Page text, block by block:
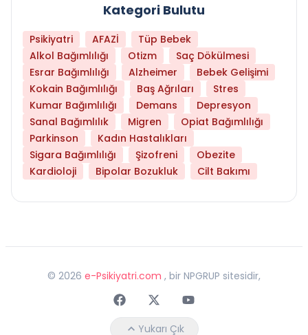
Kategori Bulutu
Psikiyatri AFAZİ
Tüp Bebek
Alkol Bağımlılığı
Otizm
Saç Dökülmesi
Esrar Bağımlılığı
Alzheimer
Bebek Gelişimi
Kokain Bağımlılığı
Baş Ağrıları
Stres
Kumar Bağımlılığı
Demans
Depresyon
Sanal Bağımlılık
Migren
Opiat Bağımlılığı
Parkinson
Kadın Hastalıkları
Sigara Bağımlılığı
Şizofreni
Obezite
Kardioloji
Bipolar Bozukluk Cilt Bakımı
© 2026 e-Psikiyatri.com , bir NPGRUP sitesidir,
FaceebokTwitterYoutube
Yukarı Çık